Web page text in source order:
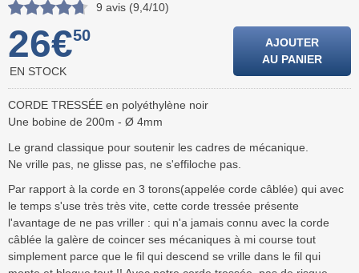
9 avis (9,4/10)
26€50
EN STOCK
AJOUTER
AU PANIER
CORDE TRESSÉE en polyéthylène noir
Une bobine de 200m - Ø 4mm
Le grand classique pour soutenir les cadres de mécanique.
Ne vrille pas, ne glisse pas, ne s'effiloche pas.
Par rapport à la corde en 3 torons(appelée corde câblée) qui avec
le temps s'use très très vite, cette corde tressée présente
l'avantage de ne pas vriller : qui n'a jamais connu avec la corde
câblée la galère de coincer ses mécaniques à mi course tout
simplement parce que le fil qui descend se vrille dans le fil qui